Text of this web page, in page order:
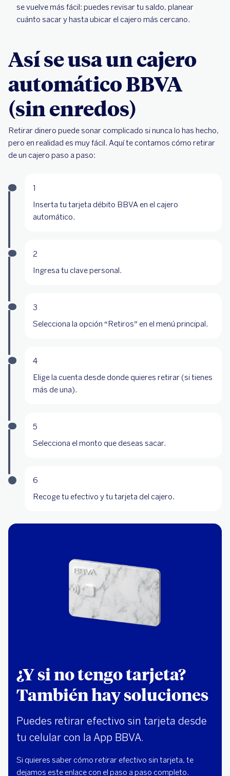
se vuelve más fácil: puedes revisar tu saldo, planear
cuánto sacar y hasta ubicar el cajero más cercano.
Así se usa un cajero
automático BBVA
(sin enredos)
Retirar dinero puede sonar complicado si nunca lo has hecho,
pero en realidad es muy fácil. Aquí te contamos cómo retirar
de un cajero paso a paso:
1
Inserta tu tarjeta débito BBVA en el cajero
automático.
2
Ingresa tu clave personal.
3
Selecciona la opción “Retiros” en el menú principal.
4
Elige la cuenta desde donde quieres retirar (si tienes
más de una).
5
Selecciona el monto que deseas sacar.
6
Recoge tu efectivo y tu tarjeta del cajero.
¿Y si no tengo tarjeta?
También hay soluciones
Puedes retirar efectivo sin tarjeta desde
tu celular con la App BBVA.
Si quieres saber cómo retirar efectivo sin tarjeta, te
dejamos este enlace con el paso a paso completo.